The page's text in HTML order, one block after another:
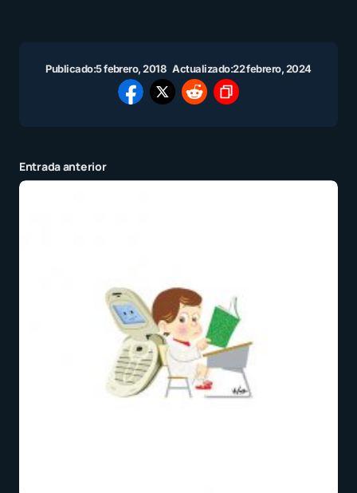
Publicado:5 febrero, 2018 Actualizado:22 febrero, 2024
Entrada anterior